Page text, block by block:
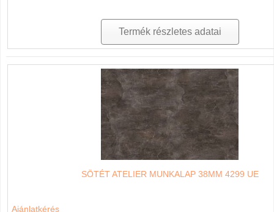
Termék részletes adatai
SÖTÉT ATELIER MUNKALAP 38MM 4299 UE
Ajánlatkérés